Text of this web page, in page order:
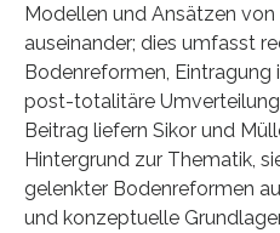
Modellen und Ansätzen
auseinander; dies umfasst
Bodenreformen, Eintragung
post-totalitäre
Beitrag liefern Sikor und
Hintergrund zur Thematik,
gelenkter Bodenreformen
und konzeptuelle